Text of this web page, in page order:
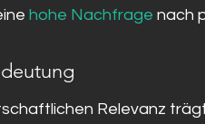
hohe Nachfrage nach
Relevanz